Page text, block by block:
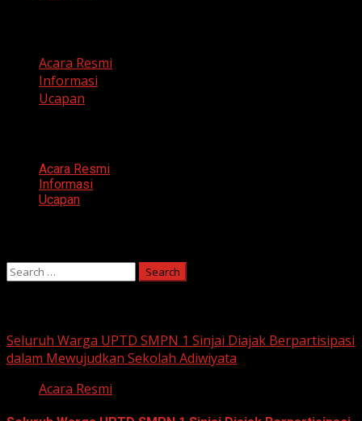
Acara Resmi
Informasi
Ucapan
Acara Resmi
Informasi
Ucapan
Search
Seluruh Warga UPTD SMPN 1 Sinjai Diajak Berpartisipasi
dalam Mewujudkan Sekolah Adiwiyata
Acara Resmi